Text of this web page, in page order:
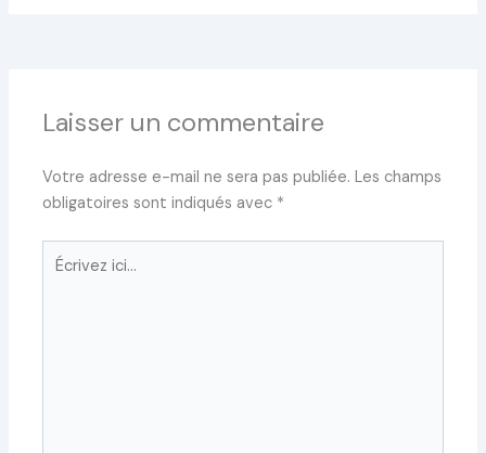
Laisser un commentaire
Votre adresse e-mail ne sera pas publiée. Les champs
obligatoires sont indiqués avec *
Écrivez
ici…